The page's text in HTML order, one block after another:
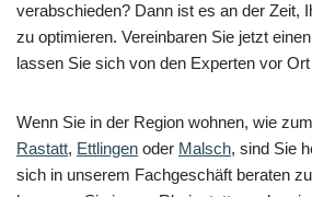
verabschieden? Dann ist es an der Zeit,
zu optimieren. Vereinbaren Sie jetzt
lassen Sie sich von den Experten vor
Wenn Sie in der Region wohnen, wie
Rastatt, Ettlingen oder Malsch, sind Sie
sich in unserem Fachgeschäft beraten